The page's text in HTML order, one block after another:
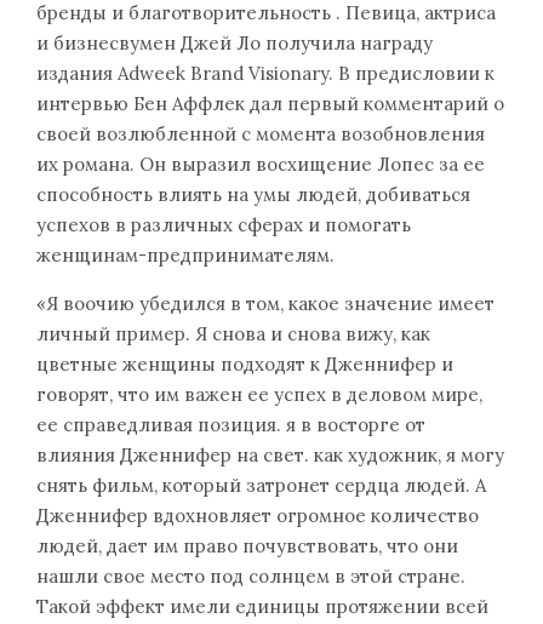
бренды и благотворительность . Певица, актриса
и бизнесвумен Джей Ло получила награду
издания Adweek Brand Visionary. В предисловии к
интервью Бен Аффлек дал первый комментарий о
своей возлюбленной с момента возобновления
их романа. Он выразил восхищение Лопес за ее
способность влиять на умы людей, добиваться
успехов в различных сферах и помогать
женщинам-предпринимателям.
«Я воочию убедился в том, какое значение имеет
личный пример. Я снова и снова вижу, как
цветные женщины подходят к Дженнифер и
говорят, что им важен ее успех в деловом мире,
ее справедливая позиция. я в восторге от
влияния Дженнифер на свет. как художник, я могу
снять фильм, который затронет сердца людей. А
Дженнифер вдохновляет огромное количество
людей, дает им право почувствовать, что они
нашли свое место под солнцем в этой стране.
Такой эффект имели единицы протяжении всей